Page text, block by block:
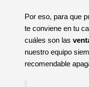
Por eso, para que
te conviene en tu
cuáles son las
nuestro equipo
recomendable